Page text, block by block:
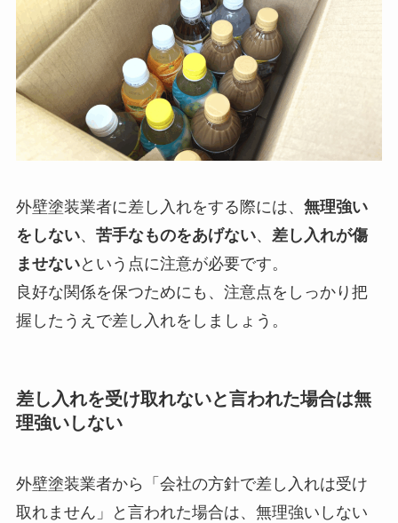
外壁塗装業者に差し入れをする際には、 無理強い
をしない、 苦手なものをあげない、 差し入れが傷
ませないという点に注意が必要です。
良好な関係を保つためにも、注意点をしっかり把
握したうえで差し入れをしましょう。
差し入れを受け取れないと言われた場合は無
理強いしない
外壁塗装業者から「会社の方針で差し入れは受け
取れません」と言われた場合は、無理強いしない